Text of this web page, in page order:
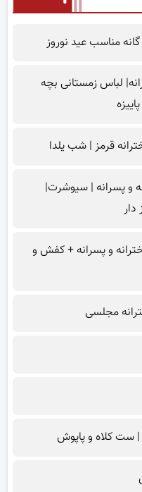
مناسب عید نوروز
لباس زمستانی بچه
قرمز | شب یلدا
و پسرانه | سیوشرت|
و پسرانه + کفش و
مجلسی
ست کلاه و پاپوش